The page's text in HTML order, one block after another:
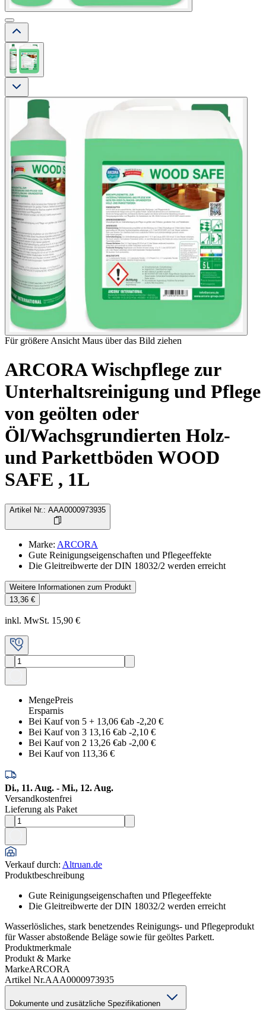
Für größere Ansicht Maus über das Bild ziehen
ARCORA Wischpflege zur
Unterhaltsreinigung und Pflege
von geölten oder
Öl/Wachsgrundierten Holz-
und Parkettböden WOOD
SAFE , 1L
Artikel Nr. : AAA0000973935
Marke: ARCORA
Gute Reinigungseigenschaften und Pflegeeffekte
Die Gleitreibwerte der DIN 18032/2 werden erreicht
Weitere Informationen zum Produkt
13,36 €
inkl. MwSt. 15,90 €
MengePreis
Ersparnis
Bei Kauf von 5 + 13,06 €ab -2,20 €
Bei Kauf von 3 13,16 €ab -2,10 €
Bei Kauf von 2 13,26 €ab -2,00 €
Bei Kauf von 113,36 €
Di., 11. Aug. - Mi., 12. Aug.
Versandkostenfrei
Lieferung als Paket
Verkauf durch: Altruan.de
Produktbeschreibung
Gute Reinigungseigenschaften und Pflegeeffekte
Die Gleitreibwerte der DIN 18032/2 werden erreicht
Wasserlösliches, stark benetzendes Reinigungs- und Pflegeprodukt
für Wasser abstoßende Beläge sowie für geöltes Parkett.
Produktmerkmale
Produkt & Marke
MarkeARCORA
Artikel Nr.AAA0000973935
Dokumente und zusätzliche Spezifikationen